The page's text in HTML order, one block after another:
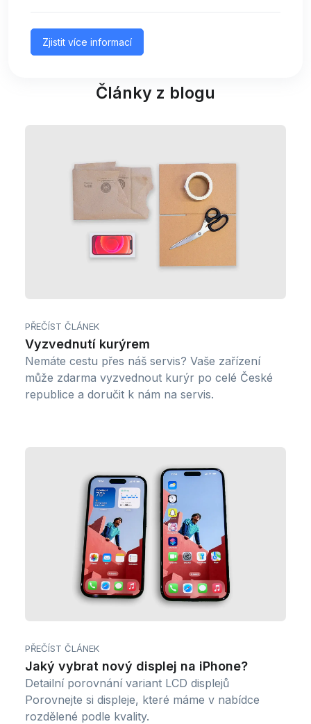
Zjistit více informací
Články z blogu
PŘEČÍST ČLÁNEK
Vyzvednutí kurýrem
Nemáte cestu přes náš servis? Vaše zařízení
může zdarma vyzvednout kurýr po celé České
republice a doručit k nám na servis.
PŘEČÍST ČLÁNEK
Jaký vybrat nový displej na iPhone?
Detailní porovnání variant LCD displejů
Porovnejte si displeje, které máme v nabídce
rozdělené podle kvality.